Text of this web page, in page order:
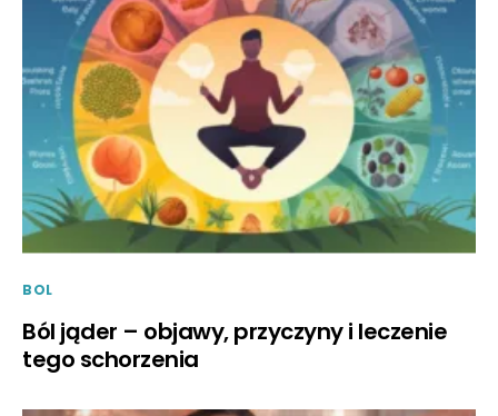
BOL
Ból jąder – objawy, przyczyny i leczenie
tego schorzenia